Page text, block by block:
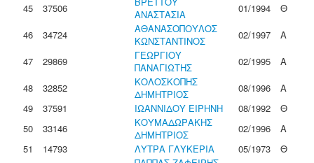
45
37506
ΑΝΑΣΤΑΣΙΑ
01/1994
Θ
46
34724
ΑΘΑΝΑΣΟΠΟΥΛΟΣ
ΚΩΝΣΤΑΝΤΙΝΟΣ
02/1997
Α
47
29869
ΓΕΩΡΓΙΟΥ
ΠΑΝΑΓΙΩΤΗΣ
02/1995
Α
48
32852
ΚΟΛΟΣΚΟΠΗΣ
ΔΗΜΗΤΡΙΟΣ
08/1996
Α
49
37591 ΙΩΑΝΝΙΔΟΥ ΕΙΡΗΝΗ 08/1992
Θ
50
33146
ΚΟΥΜΑΔΩΡΑΚΗΣ
ΔΗΜΗΤΡΙΟΣ
02/1996
Α
51
14793 ΛΥΤΡΑ ΓΛΥΚΕΡΙΑ 05/1973
Θ